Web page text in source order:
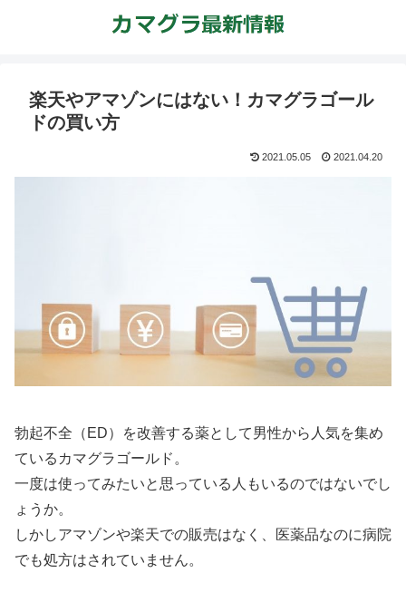
楽天やアマゾンにはない！カマグラゴール
ドの買い方
2021.05.05 2021.04.20
勃起不全（ED）を改善する薬として男性から人気を集め
ているカマグラゴールド。
一度は使ってみたいと思っている人もいるのではないでし
ょうか。
しかしアマゾンや楽天での販売はなく、医薬品なのに病院
でも処方はされていません。